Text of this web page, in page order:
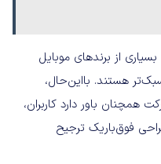
از برندهای موبایل
هستند. بااین‌حال،
باور دارد کاربران،
فوق‌باریک ترجیح